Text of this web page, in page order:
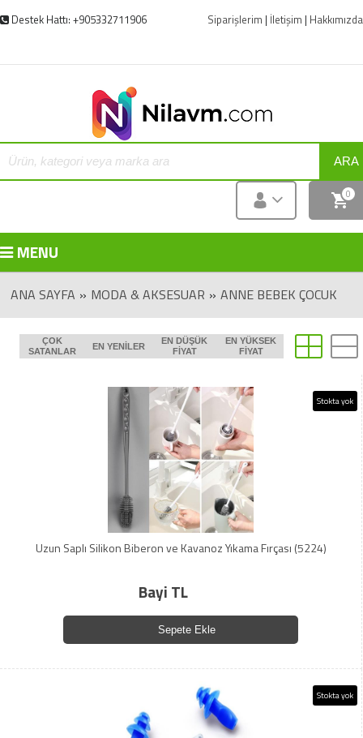
Destek Hattı: +905332711906 Siparişlerim | İletişim | Hakkımızda
ARA
0
MENU
ANA SAYFA » MODA & AKSESUAR » ANNE BEBEK ÇOCUK
ÇOK
SATANLAR
EN YENILER
EN DÜŞÜK
FIYAT
EN YÜKSEK
FIYAT
Stokta yok
Uzun Saplı Silikon Biberon ve Kavanoz Yıkama Fırçası (5224)
Bayi TL
Sepete Ekle
Stokta yok